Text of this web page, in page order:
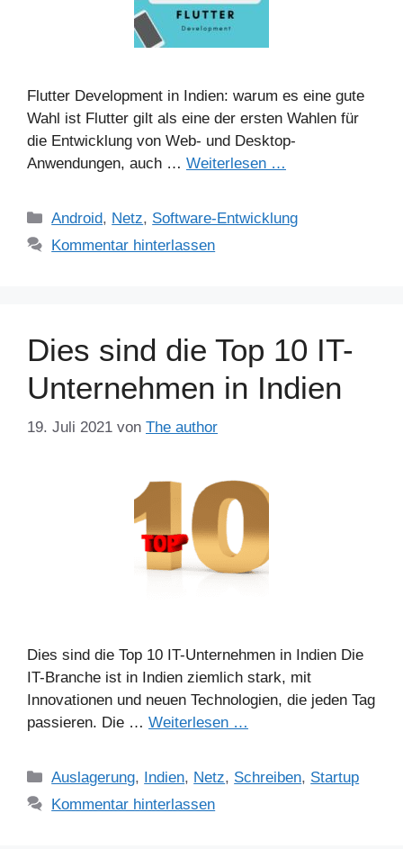
Flutter Development in Indien: warum es eine gute
Wahl ist Flutter gilt als eine der ersten Wahlen für
die Entwicklung von Web- und Desktop-
Anwendungen, auch … Weiterlesen …
Kategorien
Android, Netz, Software-Entwicklung
Kommentar hinterlassen
Dies sind die Top 10 IT-
Unternehmen in Indien
19. Juli 2021 von The author
Dies sind die Top 10 IT-Unternehmen in Indien Die
IT-Branche ist in Indien ziemlich stark, mit
Innovationen und neuen Technologien, die jeden Tag
passieren. Die … Weiterlesen …
Kategorien
Auslagerung, Indien, Netz, Schreiben, Startup
Kommentar hinterlassen